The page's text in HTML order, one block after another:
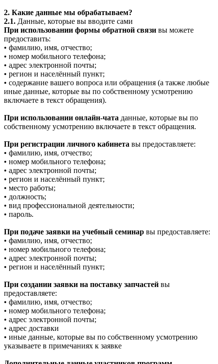
2. Какие данные мы обрабатываем?
2.1. Данные, которые вы вводите сами
При использовании формы обратной связи вы можете
предоставить:
• фамилию, имя, отчество;
• номер мобильного телефона;
• адрес электронной почты;
• регион и населённый пункт;
• содержание вашего вопроса или обращения (а также любые
иные данные, которые вы по собственному усмотрению
включаете в текст обращения).
При использовании онлайн-чата данные, которые вы по
собственному усмотрению включаете в текст обращения.
При регистрации личного кабинета вы предоставляете:
• фамилию, имя, отчество;
• номер мобильного телефона;
• адрес электронной почты;
• регион и населённый пункт;
• место работы;
• должность;
• вид профессиональной деятельности;
• пароль.
При подаче заявки на учебный семинар вы предоставляете:
• фамилию, имя, отчество;
• номер мобильного телефона;
• адрес электронной почты;
• регион и населённый пункт;
При создании заявки на поставку запчастей вы
предоставляете:
• фамилию, имя, отчество;
• номер мобильного телефона;
• адрес электронной почты;
• адрес доставки
• иные данные, которые вы по собственному усмотрению
указываете в примечаниях к заявке